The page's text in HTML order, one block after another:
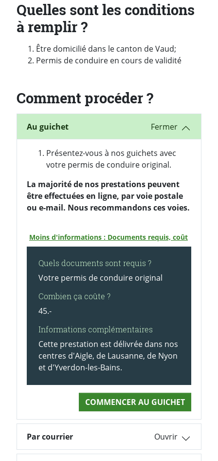
Quelles sont les conditions
à remplir ?
Être domicilié dans le canton de Vaud;
Permis de conduire en cours de validité
Comment procéder ?
Au guichet
Présentez-vous à nos guichets avec
votre permis de conduire original.
La majorité de nos prestations peuvent
être effectuées en ligne, par voie postale
ou e-mail. Nous recommandons ces voies.
Moins d'informations : Documents requis, coût
Quels documents sont requis ?
Votre permis de conduire original
Combien ça coûte ?
45.-
Informations complémentaires
Cette prestation est délivrée dans nos
centres d'Aigle, de Lausanne, de Nyon
et d'Yverdon-les-Bains.
COMMENCER AU GUICHET
Par courrier